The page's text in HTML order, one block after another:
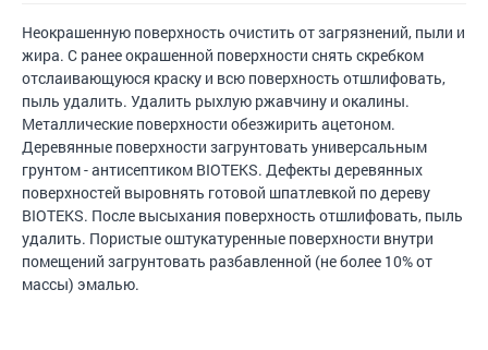
Неокрашенную поверхность очистить от загрязнений, пыли и
жира. С ранее окрашенной поверхности снять скребком
отслаивающуюся краску и всю поверхность отшлифовать,
пыль удалить. Удалить рыхлую ржавчину и окалины.
Металлические поверхности обезжирить ацетоном.
Деревянные поверхности загрунтовать универсальным
грунтом - антисептиком BIOTEKS. Дефекты деревянных
поверхностей выровнять готовой шпатлевкой по дереву
BIOTEKS. После высыхания поверхность отшлифовать, пыль
удалить. Пористые оштукатуренные поверхности внутри
помещений загрунтовать разбавленной (не более 10% от
массы) эмалью.